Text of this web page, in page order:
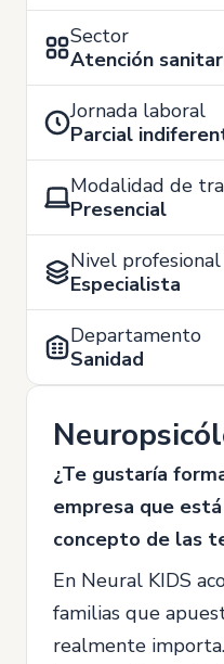
Sector
Atención
Jornada laboral
Parcial
Modalidad de
Presencial
Nivel profesional
Especialista
Departamento
Sanidad
¿Te gustaría
empresa que
concepto de las
En Neural KIDS
familias que
realmente